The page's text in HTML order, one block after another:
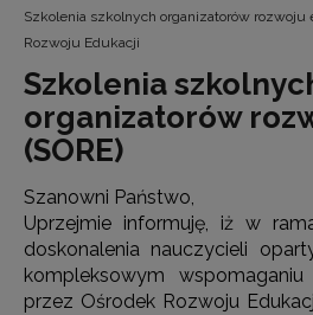
Szkolenia szkolnych organizatorów rozwoju
Rozwoju Edukacji
Szkolenia
organizatorów
(SORE)
Szanowni Państwo,
Uprzejmie informuję, iż w
doskonalenia nauczycieli
kompleksowym wspomaganiu
przez Ośrodek Rozwoju